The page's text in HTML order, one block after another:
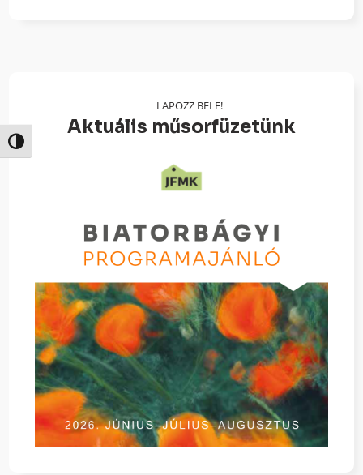
Nagy kontraszt váltása
LAPOZZ BELE!
Aktuális műsorfüzetünk